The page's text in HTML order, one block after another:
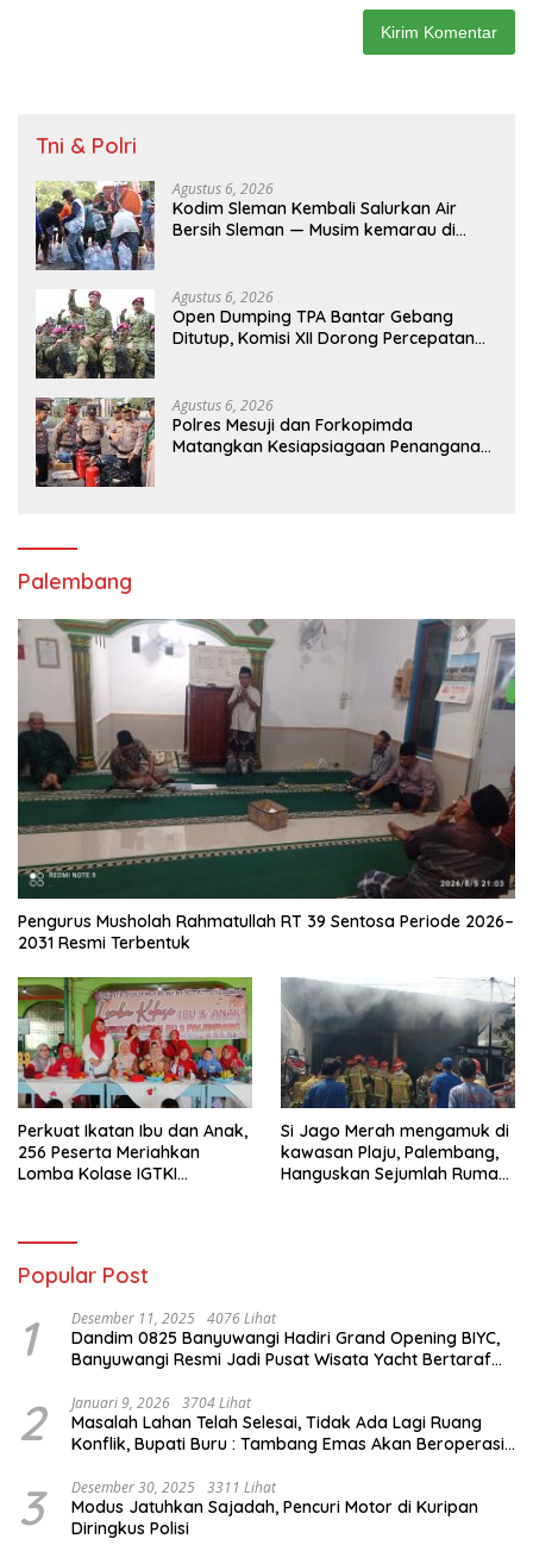
Tni & Polri
Agustus 6, 2026
Kodim Sleman Kembali Salurkan Air
Bersih Sleman — Musim kemarau di
menjadi tantangan bagi sebagian
masyarakat. Merespons kondisi
tersebut, Kodim 0732/Sleman
Ngemplak Sumberarum Moyudan
Sleman,Kamis (6/8/2026) “Melalui
penyaluran air bersih ini berharap
Letkol Arh Reindi dalam keteranganya.
Sementara Salah satu tokoh
masyarakat padukuhan Jetak,Didi
Kurniawan mengaku sempat kesulitan
mendapatkan sumber air bersih, dan
dirinya juga menyampaikan apresiasi
atas bantuan air bersih yang diberikan
oleh Kodim 0732/Sleman ini.(Pendim
0732/Sleman)
Agustus 6, 2026
Open Dumping TPA Bantar Gebang
Ditutup, Komisi XII Dorong Percepatan
Agustus 6, 2026
Polres Mesuji dan Forkopimda
Matangkan Kesiapsiagaan Penanganan
Palembang
Pengurus Musholah Rahmatullah RT 39 Sentosa Periode 2026–
2031 Resmi Terbentuk
Perkuat Ikatan Ibu dan Anak,
256 Peserta Meriahkan
Lomba Kolase IGTKI
Si Jago Merah mengamuk di
kawasan Plaju, Palembang,
Hanguskan Sejumlah Rumah
Popular Post
1 Desember 11, 2025 4076 Lihat
Dandim 0825 Banyuwangi Hadiri Grand Opening BIYC,
Banyuwangi Resmi Jadi Pusat Wisata Yacht Bertaraf
2 Januari 9, 2026 3704 Lihat
Masalah Lahan Telah Selesai, Tidak Ada Lagi Ruang
Konflik, Bupati Buru : Tambang Emas Akan Beroperasi
3 Desember 30, 2025 3311 Lihat
Modus Jatuhkan Sajadah, Pencuri Motor di Kuripan
Diringkus Polisi